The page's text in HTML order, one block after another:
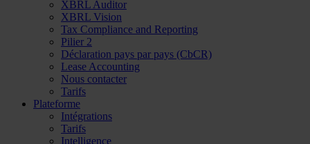
XBRL Auditor
XBRL Vision
Tax Compliance and Reporting
Pilier 2
Déclaration pays par pays (CbCR)
Lease Accounting
Nous contacter
Tarifs
Plateforme
Intégrations
Tarifs
Intelligence